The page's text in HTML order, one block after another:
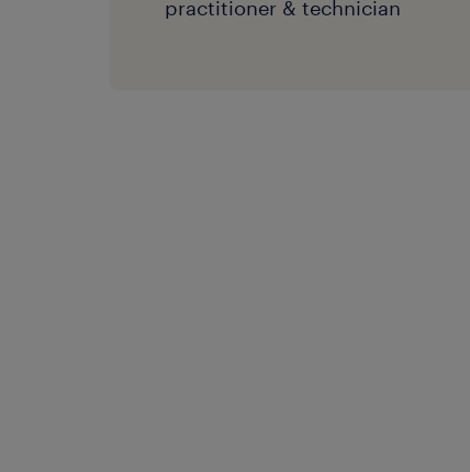
practitioner & technician